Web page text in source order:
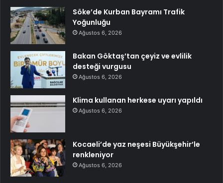
Söke’de Kurban Bayramı Trafik
Yoğunluğu
Ağustos 6, 2026
Bakan Göktaş’tan çeyiz ve evlilik
desteği vurgusu
Ağustos 6, 2026
Klima kullanan herkese uyarı yapıldı
Ağustos 6, 2026
Kocaeli’de yaz neşesi Büyükşehir’le
renkleniyor
Ağustos 6, 2026